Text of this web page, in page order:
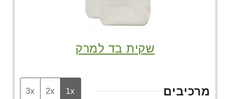
שקית בד למרק
מרכיבים 1x
2x
3x